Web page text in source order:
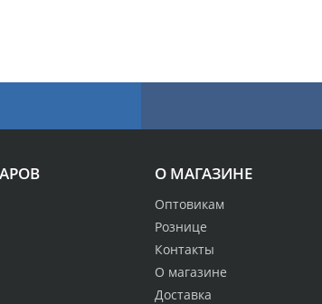
О МАГАЗИНЕ
Оптовикам
Рознице
Контакты
О магазине
Доставка